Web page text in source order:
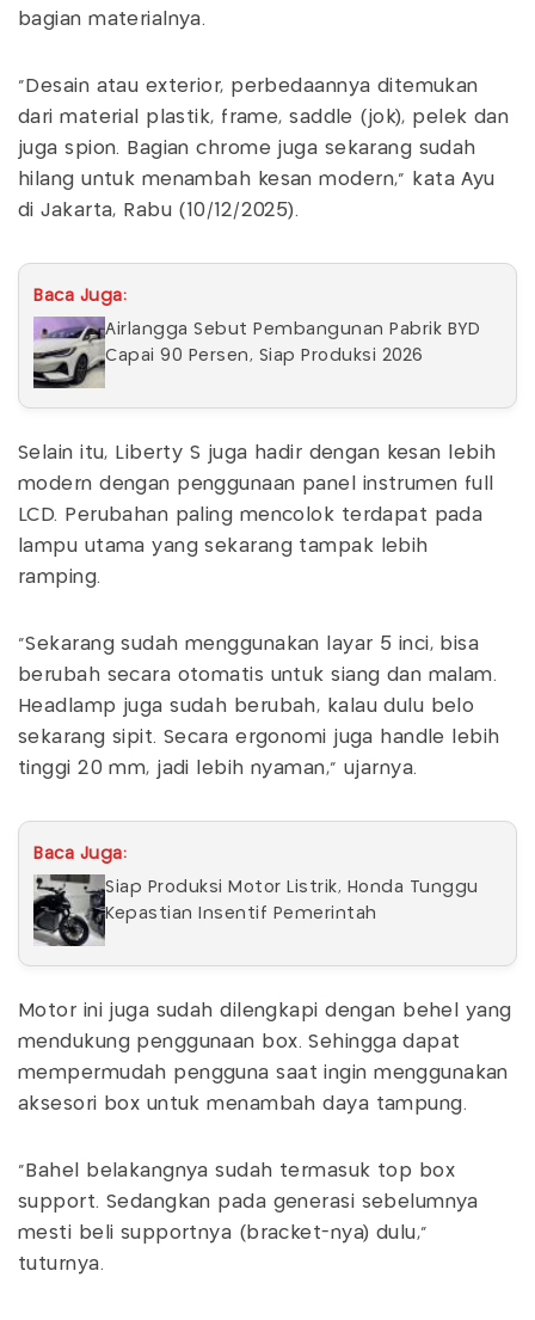
bagian materialnya.
“Desain atau exterior, perbedaannya ditemukan
dari material plastik, frame, saddle (jok), pelek dan
juga spion. Bagian chrome juga sekarang sudah
hilang untuk menambah kesan modern,” kata Ayu
di Jakarta, Rabu (10/12/2025).
Baca Juga:
Airlangga Sebut Pembangunan Pabrik BYD
Capai 90 Persen, Siap Produksi 2026
Selain itu, Liberty S juga hadir dengan kesan lebih
modern dengan penggunaan panel instrumen full
LCD. Perubahan paling mencolok terdapat pada
lampu utama yang sekarang tampak lebih
ramping.
“Sekarang sudah menggunakan layar 5 inci, bisa
berubah secara otomatis untuk siang dan malam.
Headlamp juga sudah berubah, kalau dulu belo
sekarang sipit. Secara ergonomi juga handle lebih
tinggi 20 mm, jadi lebih nyaman,” ujarnya.
Baca Juga:
Siap Produksi Motor Listrik, Honda Tunggu
Kepastian Insentif Pemerintah
Motor ini juga sudah dilengkapi dengan behel yang
mendukung penggunaan box. Sehingga dapat
mempermudah pengguna saat ingin menggunakan
aksesori box untuk menambah daya tampung.
“Bahel belakangnya sudah termasuk top box
support. Sedangkan pada generasi sebelumnya
mesti beli supportnya (bracket-nya) dulu,”
tuturnya.